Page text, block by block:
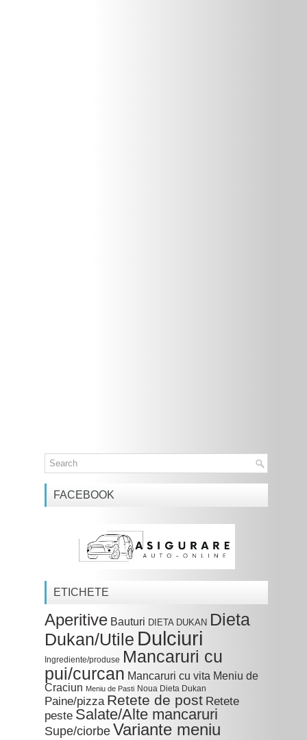
FACEBOOK
ETICHETE
Aperitive Bauturi DIETA DUKAN Dieta
Dukan/Utile Dulciuri
Ingrediente/produse Mancaruri cu
pui/curcan Mancaruri cu vita Meniu de
Craciun Meniu de Pasti Noua Dieta Dukan
Paine/pizza Retete de post Retete
peste Salate/Alte mancaruri
Supe/ciorbeVariante meniu